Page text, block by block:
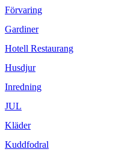
Förvaring
Gardiner
Hotell Restaurang
Husdjur
Inredning
JUL
Kläder
Kuddfodral